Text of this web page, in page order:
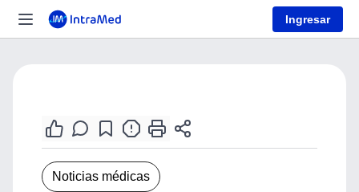
Ingresar
Noticias médicas